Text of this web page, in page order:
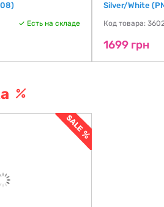
Есть на складе
Silver/White
Код товара:
1699 грн